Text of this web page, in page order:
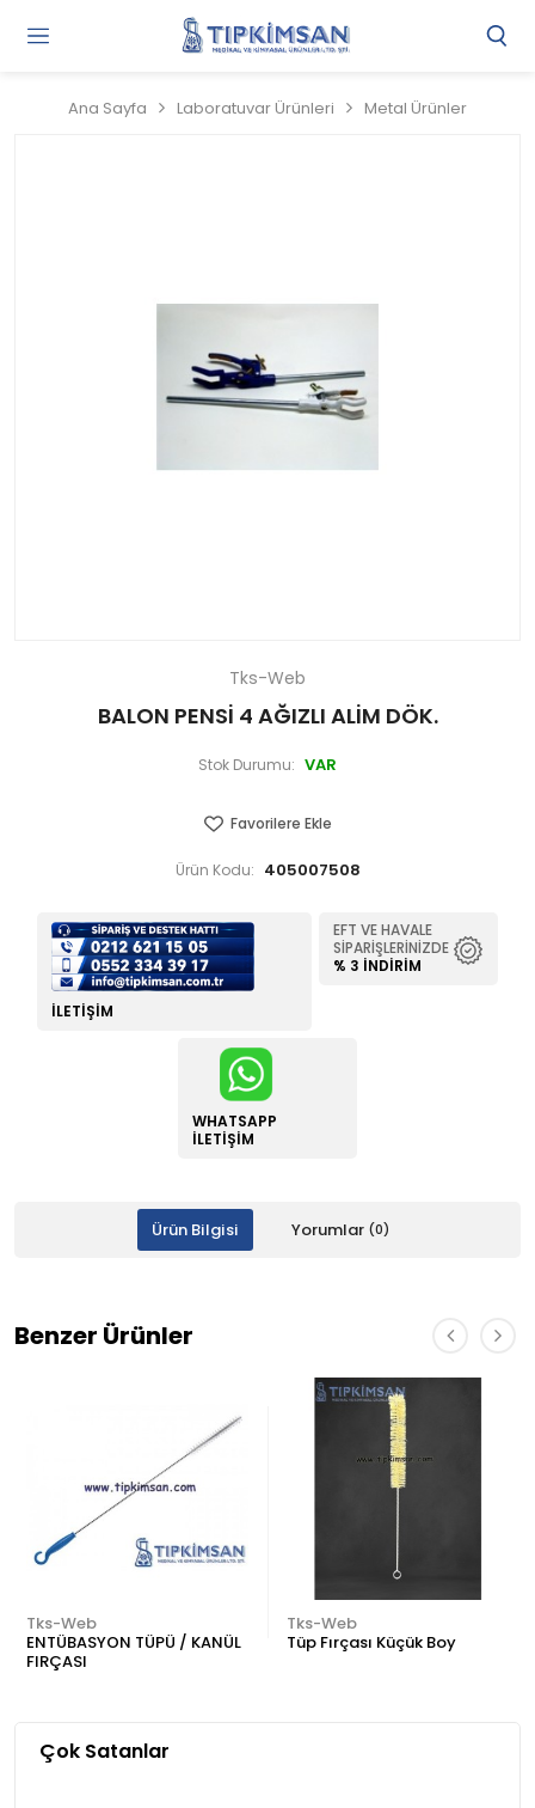
Ana Sayfa Laboratuvar Ürünleri Metal Ürünler
Tks-Web
BALON PENSİ 4 AĞIZLI ALİM DÖK.
Stok Durumu: VAR
Favorilere Ekle
Ürün Kodu: 405007508
İLETIŞIM
EFT VE HAVALE
SIPARIŞLERINIZDE
% 3 İNDIRIM
WHATSAPP
İLETIŞIM
Ürün Bilgisi Yorumlar (0)
Benzer Ürünler
Tks-Web
ENTÜBASYON TÜPÜ / KANÜL
FIRÇASI
Tks-Web
Tüp Fırçası Küçük Boy
Çok Satanlar